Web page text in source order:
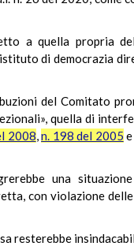
a quella propria
di democrazia
del Comitato
quella di
2008,n. 198 del 2005 e
una
con violazione
resterebbe